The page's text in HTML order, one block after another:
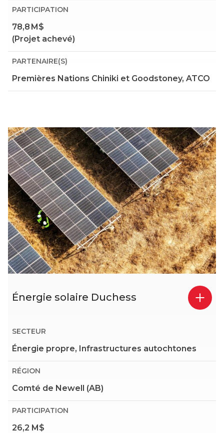
PARTICIPATION
78,8 M$
(Projet achevé)
PARTENAIRE(S)
Premières Nations Chiniki et Goodstoney, ATCO
Énergie solaire Duchess
SECTEUR
Énergie propre, Infrastructures autochtones
RÉGION
Comté de Newell (AB)
PARTICIPATION
26,2 M$